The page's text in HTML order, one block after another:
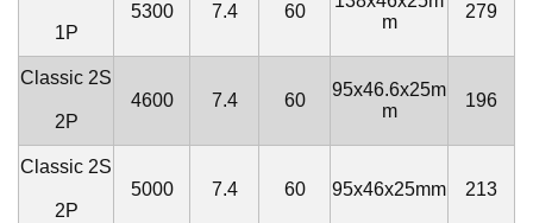
1P
5300 7.4 60
m
279
Classic 2S
2P
4600 7.4 60
95x46.6x25m
m
196
Classic 2S
2P
5000 7.4 60 95x46x25mm 213